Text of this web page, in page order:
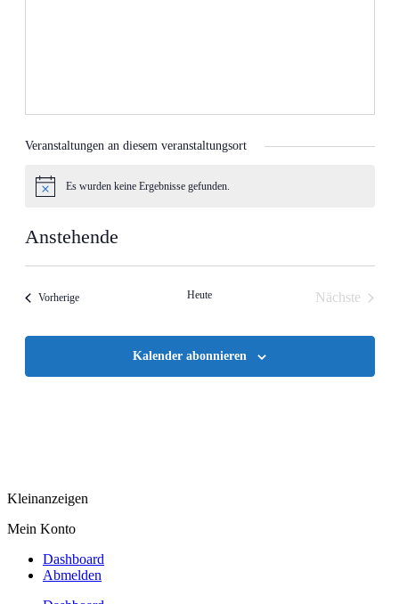
Veranstaltungen an diesem veranstaltungsort
HinweisEs wurden keine Ergebnisse gefunden.
Anstehende
VorherigeVeranstaltungen Heute
Nächste
Kalender abonnieren
Kleinanzeigen
Mein Konto
Dashboard
Abmelden